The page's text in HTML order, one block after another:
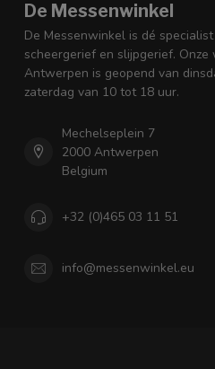
De Messenwinkel
De Messenwinkel is dé
scheergerief en slijpgerief. Onze
Antwerpen is geopend van
zaterdag van 10 tot 18 uur.
Mechelseplein 7
2000 Antwerpen
Belgium
+32 (0)465 03 11 51
info@messenwinkel.eu